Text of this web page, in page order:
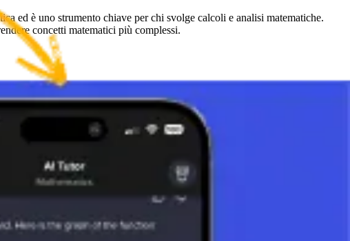
ed è uno strumento chiave per chi svolge calcoli e analisi matematiche.
concetti matematici più complessi.